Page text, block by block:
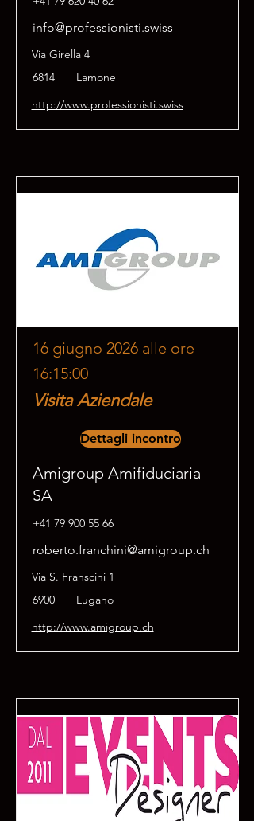
info@professionisti.swiss
Via Girella 4
6814
Lamone
http://www.professionisti.swiss
16 giugno 2026 alle ore
16:15:00
Visita Aziendale
Dettagli incontro
Amigroup Amifiduciaria
SA
+41 79 900 55 66
roberto.franchini@amigroup.ch
Via S. Franscini 1
6900
Lugano
http://www.amigroup.ch